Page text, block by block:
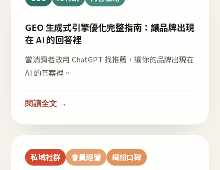
GEO 生成式引擎優化完整指南：讓品牌出現
在 AI 的回答裡
當消費者改用 ChatGPT 找推薦，讓你的品牌出現在
AI 的答案裡。
閱讀全文 →
私域社群 會員經營 鐵粉口碑